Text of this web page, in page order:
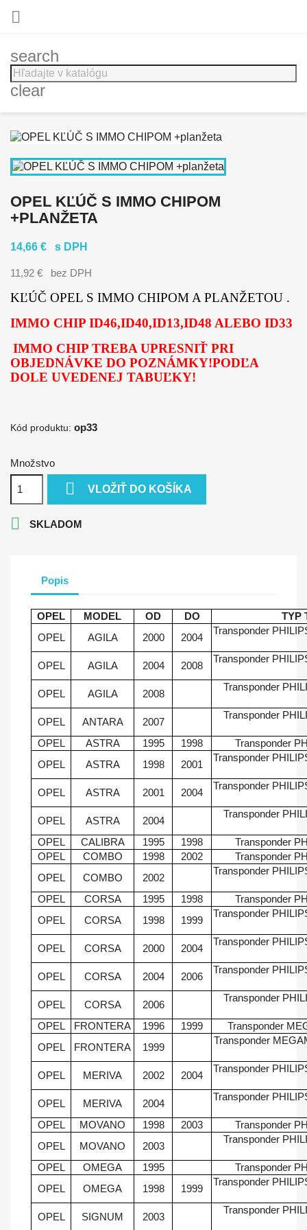

search
clear
OPEL KĽÚČ S IMMO CHIPOM
+PLANŽETA
14,66 € s DPH
11,92 € bez DPH
KĽÚČ OPEL S IMMO CHIPOM A PLANŽETOU .
IMMO CHIP ID46,ID40,ID13,ID48 ALEBO ID33
IMMO CHIP TREBA UPRESNIŤ PRI
OBJEDNÁVKE DO POZNÁMKY!PODĽA
DOLE UVEDENEJ TABUĽKY!
Kód produktu: op33
Množstvo
 VLOŽIŤ DO KOŠÍKA
 SKLADOM
Popis
OPEL MODEL OD DO
TYP
OPEL
AGILA 2000 2004
Transponder
OPEL AGILA 2004 2008
Transponder
OPEL AGILA 2008
Transponder
OPEL ANTARA 2007
Transponder
OPEL ASTRA 1995 1998
Transponder
OPEL
ASTRA 1998 2001
Transponder
OPEL ASTRA 2001 2004
Transponder
OPEL ASTRA 2004
Transponder
OPEL CALIBRA 1995 1998
Transponder
OPEL
COMBO 1998 2002
Transponder
OPEL
COMBO 2002
Transponder
OPEL CORSA 1995 1998
Transponder
OPEL
CORSA 1998 1999
Transponder
OPEL CORSA 2000 2004
Transponder
OPEL CORSA 2004 2006
Transponder
OPEL CORSA 2006
Transponder
OPEL FRONTERA 1996 1999
Transponder
OPEL
FRONTERA 1999
Transponder
OPEL MERIVA 2002 2004
Transponder
OPEL MERIVA 2004
Transponder
OPEL MOVANO 1998 2003
Transponder
OPEL
MOVANO 2003
Transponder
OPEL OMEGA 1995
Transponder
OPEL
OMEGA 1998 1999
Transponder
OPEL SIGNUM 2003
Transponder